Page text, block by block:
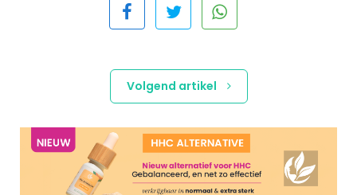
Volgend artikel